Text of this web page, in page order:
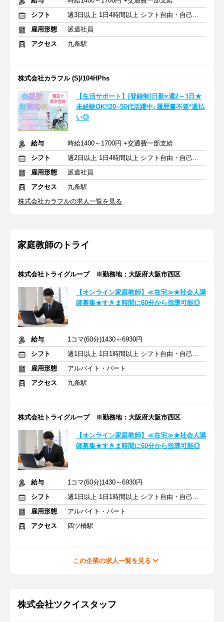
シフト
週3日以上 1日4時間以上 シフト自由・自己申告
雇用形態
派遣社員
アクセス
九条駅
株式会社カラフル (S)/104HPhs
【生活サポート】[登録制]日勤×週2～3日★
未経験OK!!20~50代活躍中♪履歴書不要*週払
い◎
給与
時給1400～1700円 +交通費一部支給
シフト
週2日以上 1日4時間以上 シフト自由・自己申告
雇用形態
派遣社員
アクセス
九条駅
株式会社カラフルの求人一覧を見る
家庭教師のトライ
株式会社トライグループ ※勤務地：大阪府大阪市西区
【オンライン家庭教師】≪在宅≫★社会人講
師募集★すきま時間に60分から指導可能◎
給与
1コマ(60分)1430～6930円
シフト
週1日以上 1日1時間以上 シフト自由・自己申告
雇用形態
アルバイト・パート
アクセス
九条駅
株式会社トライグループ ※勤務地：大阪府大阪市西区
【オンライン家庭教師】≪在宅≫★社会人講
師募集★すきま時間に60分から指導可能◎
給与
1コマ(60分)1430～6930円
シフト
週1日以上 1日1時間以上 シフト自由・自己申告
雇用形態
アルバイト・パート
アクセス
四ツ橋駅
この企業の求人一覧を見る
株式会社ツクイスタッフ